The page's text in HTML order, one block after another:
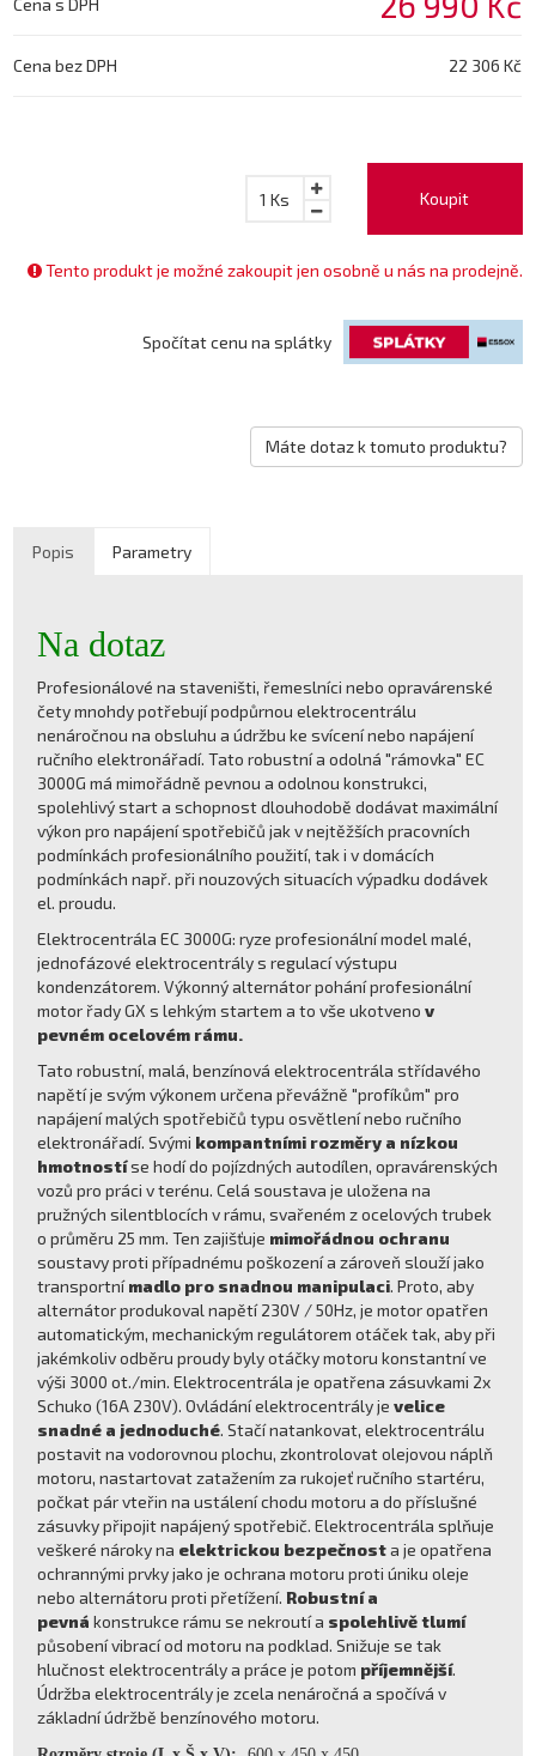
Cena bez DPH 22 306 Kč
Koupit
1 Ks
Tento produkt je možné zakoupit jen osobně u nás na prodejně.
Spočítat cenu na splátky
Máte dotaz k tomuto produktu?
Popis Parametry
Na dotaz
Profesionálové na staveništi, řemeslníci nebo opravárenské
čety mnohdy potřebují podpůrnou elektrocentrálu
nenáročnou na obsluhu a údržbu ke svícení nebo napájení
ručního elektronářadí. Tato robustní a odolná "rámovka" EC
3000G má mimořádně pevnou a odolnou konstrukci,
spolehlivý start a schopnost dlouhodobě dodávat maximální
výkon pro napájení spotřebičů jak v nejtěžších pracovních
podmínkách profesionálního použití, tak i v domácích
podmínkách např. při nouzových situacích výpadku dodávek
el. proudu.
Elektrocentrála EC 3000G: ryze profesionální model malé,
jednofázové elektrocentrály s regulací výstupu
kondenzátorem. Výkonný alternátor pohání profesionální
motor řady GX s lehkým startem a to vše ukotveno v
pevném ocelovém rámu.
Tato robustní, malá, benzínová elektrocentrála střídavého
napětí je svým výkonem určena převážně "profíkům" pro
napájení malých spotřebičů typu osvětlení nebo ručního
elektronářadí. Svými kompantními rozměry a nízkou
hmotnostíse hodí do pojízdných autodílen, opravárenských
vozů pro práci v terénu. Celá soustava je uložena na
pružných silentblocích v rámu, svařeném z ocelových trubek
o průměru 25 mm. Ten zajišťuje mimořádnou ochranu
soustavy proti případnému poškození a zároveň slouží jako
transportnímadlo pro snadnou manipulaci. Proto, aby
alternátor produkoval napětí 230V / 50Hz, je motor opatřen
automatickým, mechanickým regulátorem otáček tak, aby při
jakémkoliv odběru proudy byly otáčky motoru konstantní ve
výši 3000 ot./min. Elektrocentrála je opatřena zásuvkami 2x
Schuko (16A 230V). Ovládání elektrocentrály jevelice
snadné a jednoduché. Stačí natankovat, elektrocentrálu
postavit na vodorovnou plochu, zkontrolovat olejovou náplň
motoru, nastartovat zatažením za rukojeť ručního startéru,
počkat pár vteřin na ustálení chodu motoru a do příslušné
zásuvky připojit napájený spotřebič. Elektrocentrála splňuje
veškeré nároky na elektrickou bezpečnosta je opatřena
ochrannými prvky jako je ochrana motoru proti úniku oleje
nebo alternátoru proti přetížení. Robustní a
pevná konstrukce rámu se nekroutí a spolehlivě tlumí
působení vibrací od motoru na podklad. Snižuje se tak
hlučnost elektrocentrály a práce je potom příjemnější.
Údržba elektrocentrály je zcela nenáročná a spočívá v
základní údržbě benzínového motoru.